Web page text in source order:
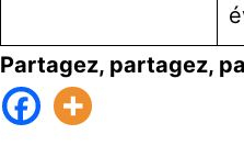
Partagez, partagez,